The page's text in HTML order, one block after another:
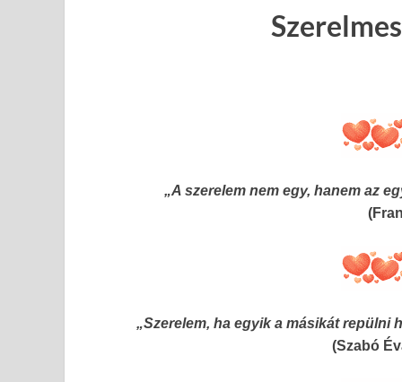
„A szerelem nem egy, hanem az
„Szerelem, ha egyik a másikát repülni
(Szabó